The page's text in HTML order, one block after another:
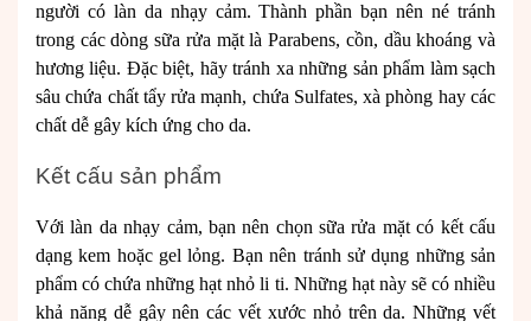
người có làn da nhạy cảm. Thành phần bạn nên né tránh
trong các dòng sữa rửa mặt là Parabens, cồn, dầu khoáng và
hương liệu. Đặc biệt, hãy tránh xa những sản phẩm làm sạch
sâu chứa chất tẩy rửa mạnh, chứa Sulfates, xà phòng hay các
chất dễ gây kích ứng cho da.
Kết cấu sản phẩm
Với làn da nhạy cảm, bạn nên chọn sữa rửa mặt có kết cấu
dạng kem hoặc gel lỏng. Bạn nên tránh sử dụng những sản
phẩm có chứa những hạt nhỏ li ti. Những hạt này sẽ có nhiều
khả năng dễ gây nên các vết xước nhỏ trên da. Những vết